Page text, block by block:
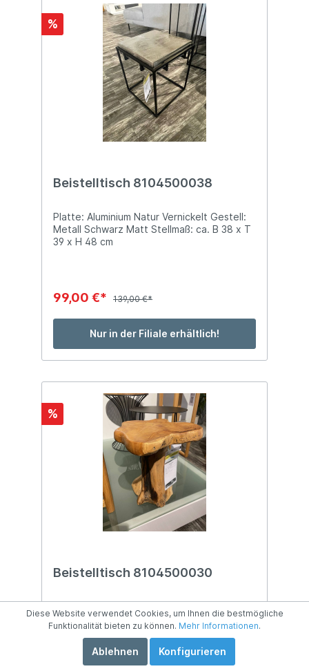
%
Beistelltisch 8104500038
Platte: Aluminium Natur Vernickelt Gestell:
Metall Schwarz Matt Stellmaß: ca. B 38 x T
39 x H 48 cm
99,00 €* 139,00 €*
Nur in der Filiale erhältlich!
%
Beistelltisch 8104500030
45 x H 40 cm
Diese Website verwendet Cookies, um Ihnen die bestmögliche
Funktionalität bieten zu können. Mehr Informationen.
Ablehnen Konfigurieren